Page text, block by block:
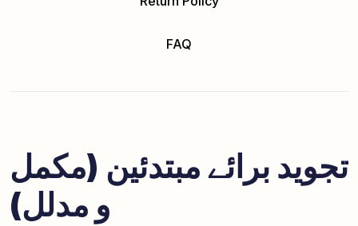
FAQ
تجوید برائے مبتدئین (مکمل
و مدلل)